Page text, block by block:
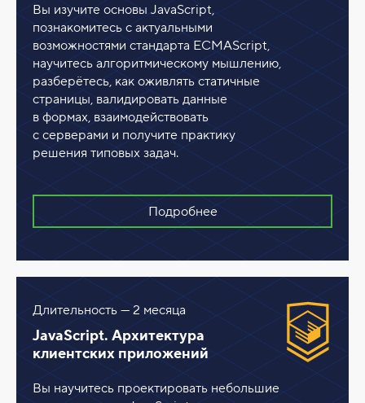
Вы изучите основы JavaScript,
познакомитесь с актуальными
возможностями стандарта ECMAScript,
научитесь алгоритмическому мышлению,
разберётесь, как оживлять статичные
страницы, валидировать данные
в формах, взаимодействовать
с серверами и получите практику
решения типовых задач.
Подробнее
Длительность — 2 месяца
JavaScript. Архитектура
клиентских приложений
Вы научитесь проектировать небольшие